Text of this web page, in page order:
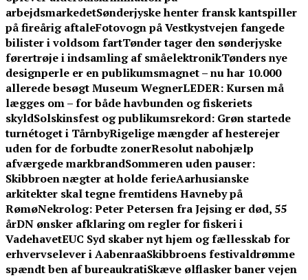
arbejdsmarkedetSønderjyske henter fransk kantspiller
på fireårig aftaleFotovogn på Vestkystvejen fangede
bilister i voldsom fartTønder tager den sønderjyske
førertrøje i indsamling af småelektronikTønders nye
designperle er en publikumsmagnet – nu har 10.000
allerede besøgt Museum WegnerLEDER: Kursen må
lægges om – for både havbunden og fiskeriets
skyldSolskinsfest og publikumsrekord: Grøn startede
turnétoget i TårnbyRigelige mængder af hesterejer
uden for de forbudte zonerResolut nabohjælp
afværgede markbrandSommeren uden pauser:
Skibbroen nægter at holde ferieAarhusianske
arkitekter skal tegne fremtidens Havneby på
RømøNekrolog: Peter Petersen fra Jejsing er død, 55
årDN ønsker afklaring om regler for fiskeri i
VadehavetEUC Syd skaber nyt hjem og fællesskab for
erhvervselever i AabenraaSkibbroens festivaldrømme
spændt ben af bureaukratiSkæve ølflasker baner vejen